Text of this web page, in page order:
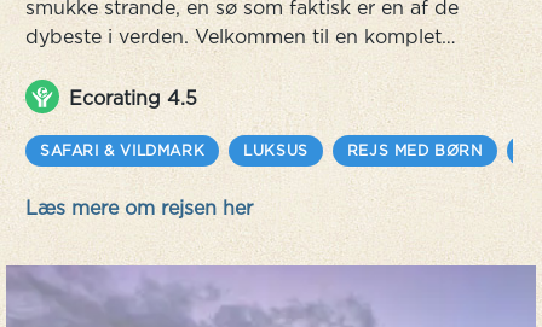
smukke strande, en sø som faktisk er en af de
dybeste i verden. Velkommen til en komplet
oplevelse med en unik smag af Afrika. Det rene
og klare ferskvand i Afrikas måske mest
biologisk mangfoldige sø byder på små vige og
urørte strande, stenblokke og en verden under
vandets overflade som indbyder til at blive
udforsket. Mange sammenligner livet i vande...
Ecorating 4.5
SAFARI & VILDMARK LUKSUS REJS MED BØRN
Læs mere om rejsen her